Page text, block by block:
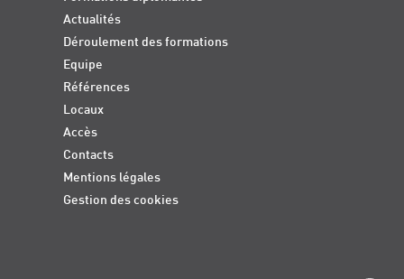
Actualités
Déroulement des formations
Equipe
Références
Locaux
Accès
Contacts
Mentions légales
Gestion des cookies